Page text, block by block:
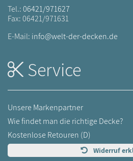
Tel.:06421/971627
Fax: 06421/971631
E-Mail: info@welt-der-decken.de
Service
Unsere Markenpartner
Wie findet man die richtige Decke?
Kostenlose Retouren (D)
Widerruf